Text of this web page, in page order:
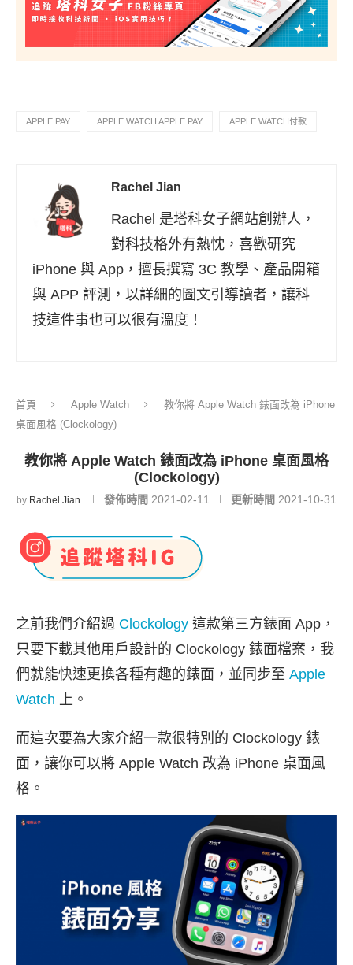
APPLE PAY APPLE WATCH APPLE PAY APPLE WATCH付款
Rachel Jian
Rachel 是塔科女子網站創辦人，
對科技格外有熱忱，喜歡研究
iPhone 與 App，擅長撰寫 3C 教學、產品開箱
與 APP 評測，以詳細的圖文引導讀者，讓科
技這件事也可以很有溫度！
首頁 Apple Watch
教你將 Apple Watch 錶面改為 iPhone
桌面風格 (Clockology)
教你將 Apple Watch 錶面改為 iPhone 桌面風格
(Clockology)
by Rachel Jian 發佈時間 2021-02-11 更新時間 2021-10-31
之前我們介紹過 Clockology 這款第三方錶面 App，
只要下載其他用戶設計的 Clockology 錶面檔案，我
們就能快速更換各種有趣的錶面，並同步至 Apple
Watch 上。
而這次要為大家介紹一款很特別的 Clockology 錶
面，讓你可以將 Apple Watch 改為 iPhone 桌面風
格。